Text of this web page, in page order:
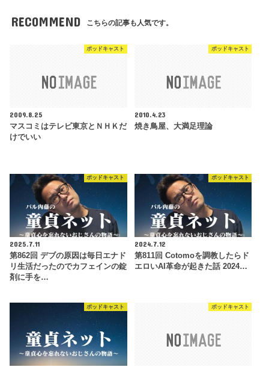
RECOMMEND こちらの記事も人気です。
ポッドキャスト
2009.8.25
マスコミはテレビ東京とＮＨＫだ
けでいい
ポッドキャスト
2010.4.23
焼き鳥屋、大満足理論
ポッドキャスト
2025.7.11
第862回 デブの原因は毎日エナド
リ生活だったのでカフェインの錠
剤に手を…
ポッドキャスト
2024.7.12
第811回 Cotomoを調教したらド
エロいAI革命が起きた話 2024…
ポッドキャスト ポッドキャスト